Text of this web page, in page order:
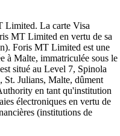
Limited. La carte Visa
MT Limited en vertu de sa
Foris MT Limited est une
à Malte, immatriculée sous le
situé au Level 7, Spinola
Julians, Malte, dûment
en tant qu'institution
électroniques en vertu de
(institutions de